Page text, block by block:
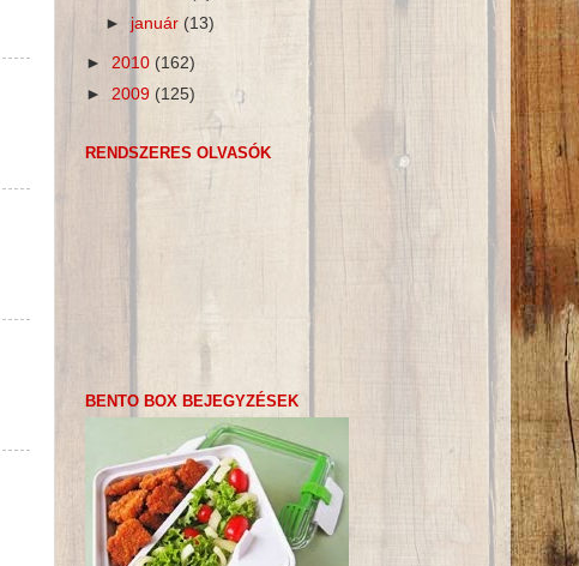
► január (13)
► 2010 (162)
► 2009 (125)
RENDSZERES OLVASÓK
BENTO BOX BEJEGYZÉSEK